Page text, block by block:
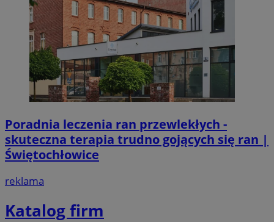
Poradnia leczenia ran przewlekłych -
skuteczna terapia trudno gojących się ran |
Świętochłowice
reklama
Katalog firm